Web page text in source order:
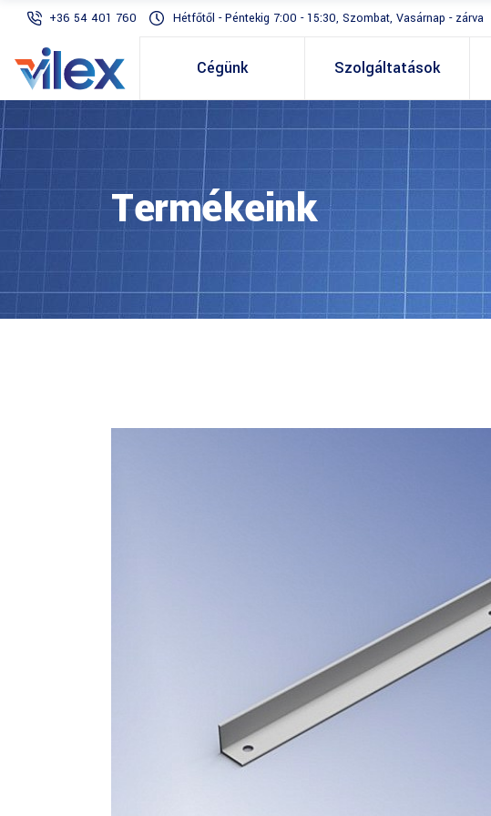
+36 54 401 760 Hétfőtől - Péntekig 7:00 - 15:30, Szombat, Vasárnap - zárva
Cégünk Szolgáltatások
Termékeink